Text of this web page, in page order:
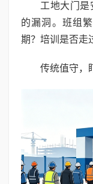
工地大门是
的漏洞。班组
期？培训是否走
传统值守，